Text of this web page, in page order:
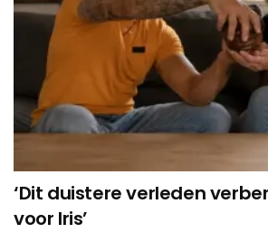
‘Dit duistere verleden
voor Iris’